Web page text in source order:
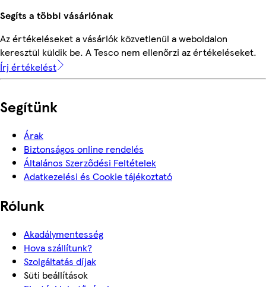
Segíts a többi vásárlónak
Az értékeléseket a vásárlók közvetlenül a weboldalon
keresztül küldik be. A Tesco nem ellenőrzi az értékeléseket.
Írj értékelést
Segítünk
Árak
Biztonságos online rendelés
Általános Szerződési Feltételek
Adatkezelési és Cookie tájékoztató
Rólunk
Akadálymentesség
Hova szállítunk?
Szolgáltatás díjak
Süti beállítások